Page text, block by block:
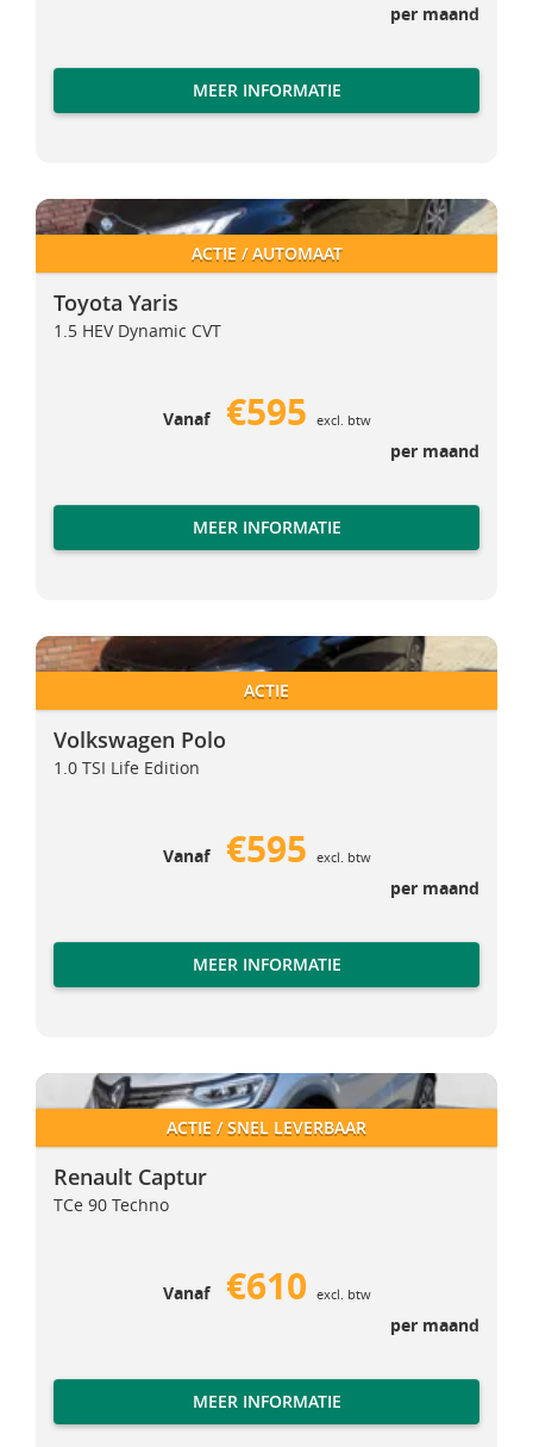
per maand
MEER INFORMATIE
Toyota Yaris
Toyota Yaris
ACTIE / AUTOMAAT
Toyota Yaris
1.5 HEV Dynamic CVT
Vanaf €595 excl. btw
per maand
MEER INFORMATIE
Volkswagen Polo
Volkswagen Polo
ACTIE
Volkswagen Polo
1.0 TSI Life Edition
Vanaf €595 excl. btw
per maand
MEER INFORMATIE
Renault Captur
Renault Captur
ACTIE / SNEL LEVERBAAR
Renault Captur
TCe 90 Techno
Vanaf €610 excl. btw
per maand
MEER INFORMATIE